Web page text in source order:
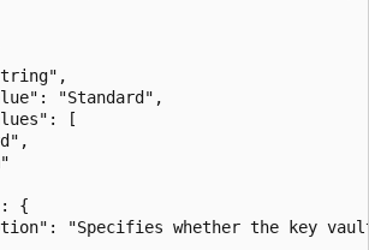
"Standard",
[
{
"Specifies whether the key